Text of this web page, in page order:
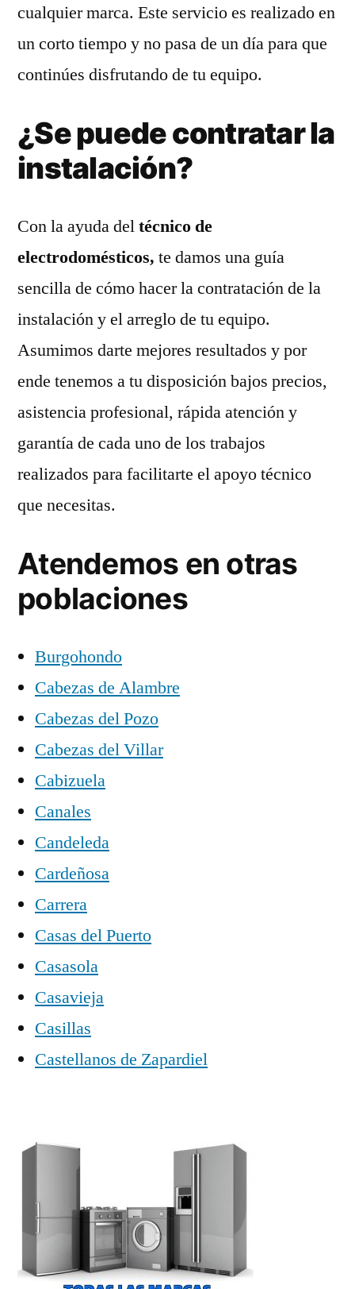
cualquier marca. Este servicio es realizado en
un corto tiempo y no pasa de un día para que
continúes disfrutando de tu equipo.
¿Se puede contratar la
instalación?
Con la ayuda deltécnico de
electrodomésticos, te damos una guía
sencilla de cómo hacer la contratación de la
instalación y el arreglo de tu equipo.
Asumimos darte mejores resultados y por
ende tenemos a tu disposición bajos precios,
asistencia profesional, rápida atención y
garantía de cada uno de los trabajos
realizados para facilitarte el apoyo técnico
que necesitas.
Atendemos en otras
poblaciones
Burgohondo
Cabezas de Alambre
Cabezas del Pozo
Cabezas del Villar
Cabizuela
Canales
Candeleda
Cardeñosa
Carrera
Casas del Puerto
Casasola
Casavieja
Casillas
Castellanos de Zapardiel